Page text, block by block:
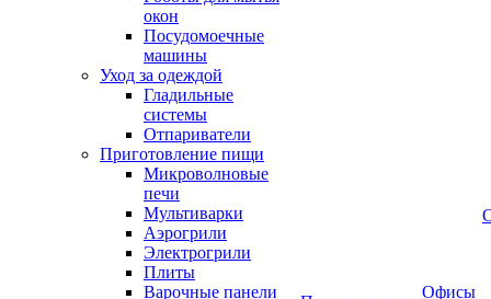
окон
Посудомоечные
машины
Уход за одеждой
Гладильные
системы
Отпариватели
Приготовление пищи
Микроволновые
печи
Мультиварки
Аэрогрили
Электрогрили
Плиты
Варочные панели
Офисы